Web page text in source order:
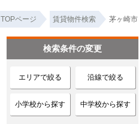
TOPページ 賃貸物件検索 茅ヶ崎
検索条件の変更
エリアで絞る 沿線で絞る
小学校から探す 中学校から探す